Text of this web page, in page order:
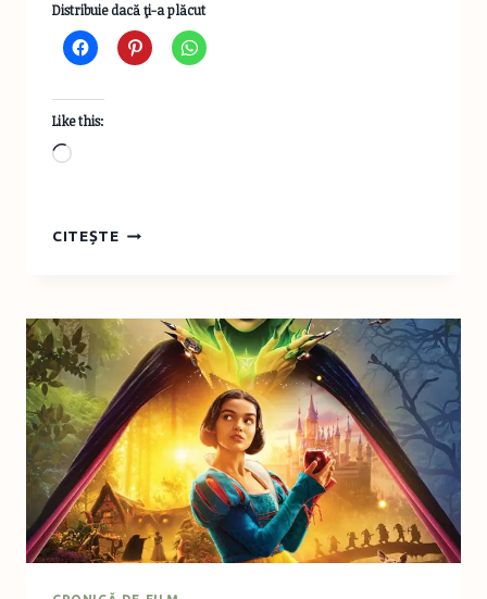
Distribuie dacă ţi-a plăcut
Like this:
Loading…
CITEȘTELANSARE
DIN
PĂDUREA
ADORMITĂ,
NEMIRA